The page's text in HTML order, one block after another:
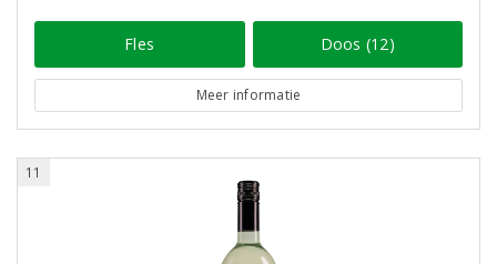
Fles Doos (12)
Meer informatie
11